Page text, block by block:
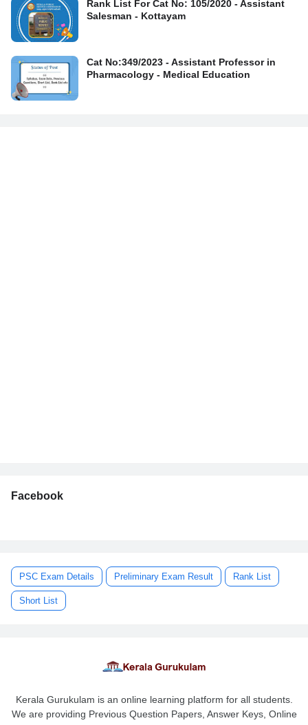
Rank List For Cat No: 105/2020 - Assistant
Salesman - Kottayam
Cat No:349/2023 - Assistant Professor in
Pharmacology - Medical Education
Facebook
PSC Exam Details Preliminary Exam Result Rank List
Short List
Kerala Gurukulam is an online learning platform for all students.
We are providing Previous Question Papers, Answer Keys, Online